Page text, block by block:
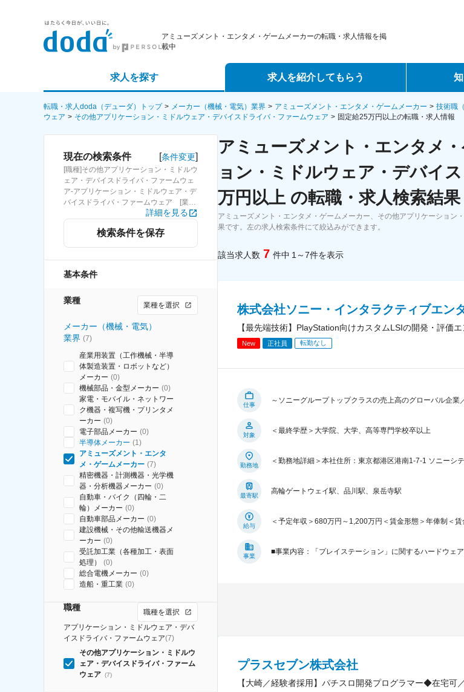
アミューズメント・エンタメ・ゲームメーカーの転職・求人情報を掲
載中
求人を探す
詳細条件から探す
新着求人から探す
求人特集から探す
求人を紹介してもらう
エージェントサービス
スカウトサービス
パートナーエージェントサービス
転職ノウハ
データで見
コラム・イ
転職Q&A
転職・求人doda（デューダ）トップ メーカー（機械・電気）業界 アミューズメント・エンタメ・ゲームメーカー 技術職
ウェア
その他アプリケーション・ミドルウェア・デバイスドライバ・ファームウェア 固定給25万円以上の転職・求人情報
現在の検索条件 [条件変更]
[職種]その他アプリケーション・ミドルウ
ェア・デバイスドライバ・ファームウェ
ア-アプリケーション・ミドルウェア・デ
バイスドライバ・ファームウェア [業種]
アミューズメント・エンタメ・ゲームメ
ーカー-メーカー（機械・電気）業界
[詳細条件](待遇・福利厚生)固定給25万円
以上
詳細を見る
検索条件を保存
基本条件
業種 業種を選択
メーカー（機械・電気）
業界 (7)
産業用装置（工作機械・半導
体製造装置・ロボットなど）
メーカー (0)
機械部品・金型メーカー (0)
家電・モバイル・ネットワー
ク機器・複写機・プリンタメ
ーカー (0)
電子部品メーカー (0)
半導体メーカー (1)
アミューズメント・エンタ
メ・ゲームメーカー (7)
精密機器・計測機器・光学機
器・分析機器メーカー (0)
自動車・バイク（四輪・二
輪）メーカー (0)
自動車部品メーカー (0)
建設機械・その他輸送機器メ
ーカー (0)
受託加工業（各種加工・表面
処理）
(0)
総合電機メーカー (0)
造船・重工業 (0)
職種
職種を選択
アプリケーション・ミドルウェア・デバ
イスドライバ・ファームウェア(7)
その他アプリケーション・ミドルウ
ェア・デバイスドライバ・ファーム
ウェア (7)
アミューズメント・エンタメ
ョン・ミドルウェア・デバイ
万円以上 の転職・求人検索結果
アミューズメント・エンタメ・ゲームメーカー、その他アプリケーショ
果です。左の求人検索条件にて絞込みができます。
該当求人数 7 件中 1～7件を表示
株式会社ソニー・インタラクティブエン
【最先端技術】PlayStation向けカスタムLSIの開発・評価
New 正社員 転勤なし
仕事
～ソニーグループトップクラスの売上高のグローバル企
対象
＜最終学歴＞大学院、大学、高等専門学校卒以上
勤務地
＜勤務地詳細＞本社住所：東京都港区港南1-7-1 ソニーシ
最寄駅
高輪ゲートウェイ駅、品川駅、泉岳寺駅
給与
＜予定年収＞680万円～1,200万円＜賃金形態＞年俸制＜
事業
■事業内容：「プレイステーション」に関するハードウェ
プラスセブン株式会社
【大崎／経験者採用】パチスロ開発プログラマー◆在宅可